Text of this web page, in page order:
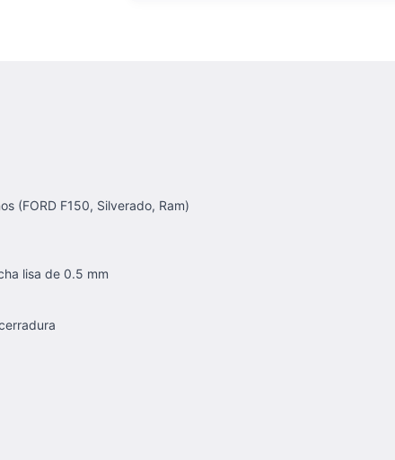
(FORD F150, Silverado, Ram)
lisa de 0.5 mm